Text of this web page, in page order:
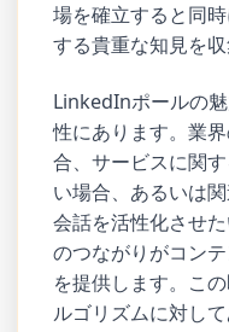
場を確立すると同
する貴重な知見を収
LinkedInポールの
性にあります。業
合、サービスに関
い場合、あるいは
会話を活性化させ
のつながりがコン
を提供します。こ
ルゴリズムに対し